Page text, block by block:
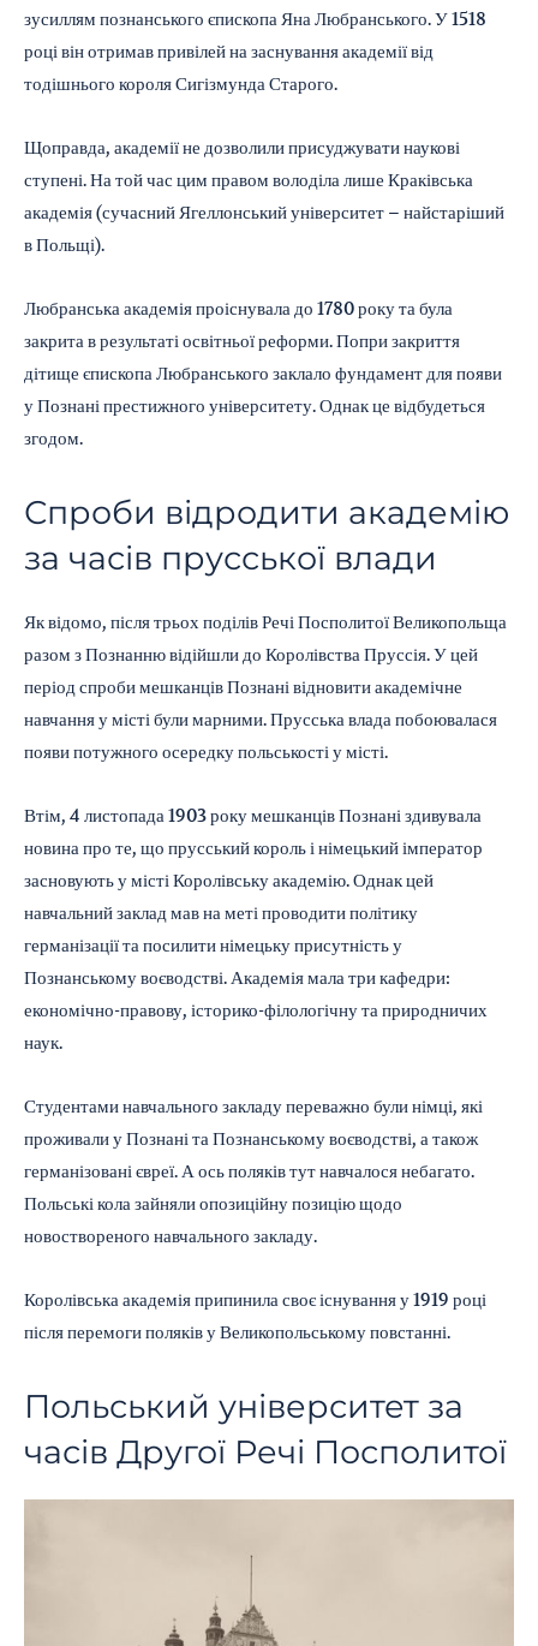
зусиллям познанського єпископа Яна Любранського. У 1518
році він отримав привілей на заснування академії від
тодішнього короля Сигізмунда Старого.
Щоправда, академії не дозволили присуджувати наукові
ступені. На той час цим правом володіла лише Краківська
академія (сучасний Ягеллонський університет – найстаріший
в Польщі).
Любранська академія проіснувала до 1780 року та була
закрита в результаті освітньої реформи. Попри закриття
дітище єпископа Любранського заклало фундамент для появи
у Познані престижного університету. Однак це відбудеться
згодом.
Спроби відродити академію
за часів прусської влади
Як відомо, після трьох поділів Речі Посполитої Великопольща
разом з Познанню відійшли до Королівства Пруссія. У цей
період спроби мешканців Познані відновити академічне
навчання у місті були марними. Прусська влада побоювалася
появи потужного осередку польськості у місті.
Втім, 4 листопада 1903 року мешканців Познані здивувала
новина про те, що прусський король і німецький імператор
засновують у місті Королівську академію. Однак цей
навчальний заклад мав на меті проводити політику
германізації та посилити німецьку присутність у
Познанському воєводстві. Академія мала три кафедри:
економічно-правову, історико-філологічну та природничих
наук.
Студентами навчального закладу переважно були німці, які
проживали у Познані та Познанському воєводстві, а також
германізовані євреї. А ось поляків тут навчалося небагато.
Польські кола зайняли опозиційну позицію щодо
новоствореного навчального закладу.
Королівська академія припинила своє існування у 1919 році
після перемоги поляків у Великопольському повстанні.
Польський університет за
часів Другої Речі Посполитої